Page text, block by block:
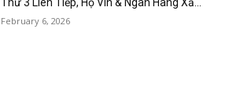
February 6, 2026